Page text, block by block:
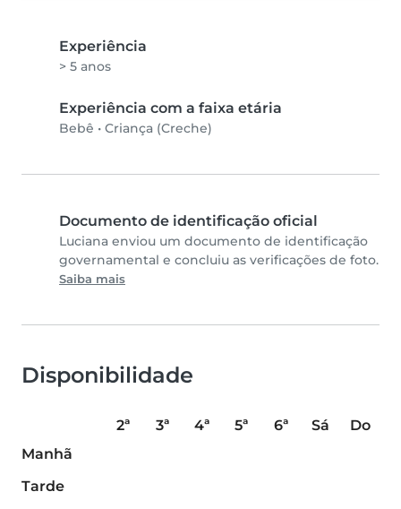
Experiência
> 5 anos
Experiência com a faixa etária
Bebê • Criança (Creche)
Documento de identificação oficial
Luciana enviou um documento de identificação
governamental e concluiu as verificações de foto.
Saiba mais
Disponibilidade
2ª 3ª 4ª 5ª 6ª Sá
Do
Manhã
Tarde